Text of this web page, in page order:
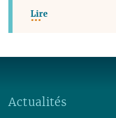
Lire
Actualités